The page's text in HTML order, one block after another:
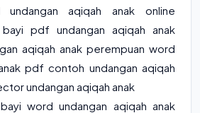
undangan aqiqah anak online
bayi pdf undangan aqiqah anak
aqiqah anak perempuan word
pdf contoh undangan aqiqah
undangan aqiqah anak
word undangan aqiqah anak